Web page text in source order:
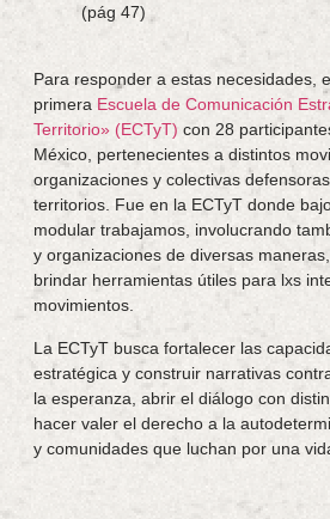
(pág 47)
Para responder a estas necesidades,
primera Escuela de Comunicación
Territorio» (ECTyT) con 28
México, pertenecientes a distintos
organizaciones y colectivas
territorios. Fue en la ECTyT donde
modular trabajamos, involucrando
y organizaciones de diversas
brindar herramientas útiles para lxs
movimientos.
La ECTyT busca fortalecer las
estratégica y construir narrativas
la esperanza, abrir el diálogo con
hacer valer el derecho a la
y comunidades que luchan por una